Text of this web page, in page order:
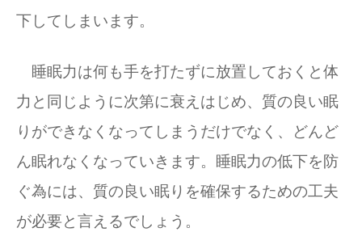
下してしまいます。
睡眠力は何も手を打たずに放置しておくと体
力と同じように次第に衰えはじめ、質の良い眠
りができなくなってしまうだけでなく、どんど
ん眠れなくなっていきます。睡眠力の低下を防
ぐ為には、質の良い眠りを確保するための工夫
が必要と言えるでしょう。